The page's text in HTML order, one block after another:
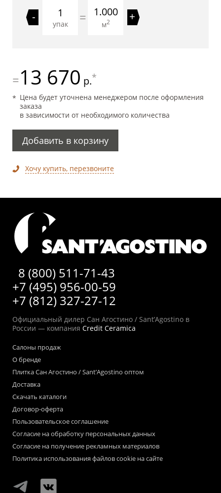
-
упак = 1.000
м2 +
=13 670 р.*
Цена будет уточнена менеджером после оформления
заказа
в зависимости от необходимого количества
Добавить в корзину
Хочу купить, перезвоните
8 (800) 511-71-43
+7 (495) 956-00-59
+7 (812) 327-27-12
Официальный дилер Сан Агостино / Sant’Agostino в
России — компания Credit Ceramica
Салоны продаж
О бренде
Плитка Сан Агостино / Sant’Agostino оптом
Доставка
Скачать каталоги
Договор-оферта
Пользовательское соглашение
Согласие на обработку персональных данных
Согласие на получение рекламных материалов
Политика использования файлов cookie на сайте